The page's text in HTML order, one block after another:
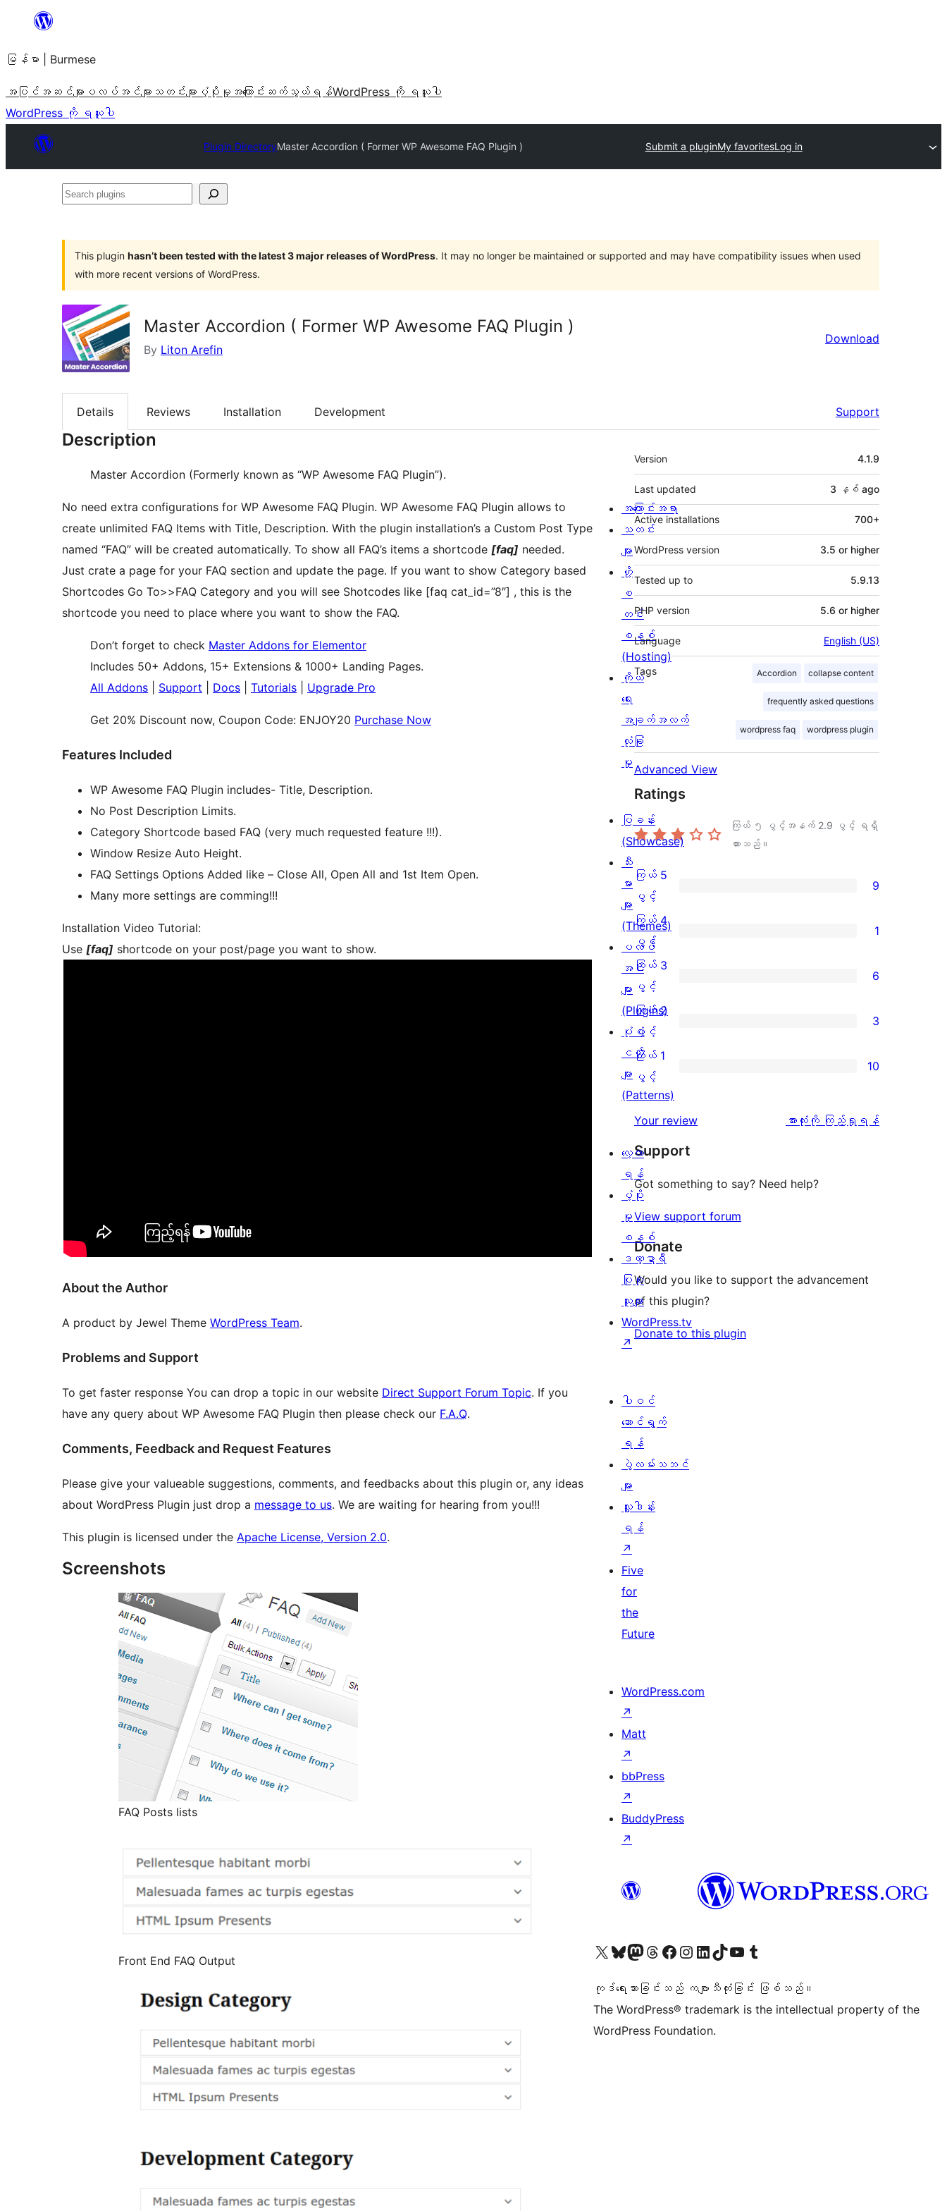
အကြောင်းအရာ
ကျော်သွား
ရန်
မြန်မာ | Burmese
အပြင်အဆင်များ ပလပ်အင်များ သတင်းများ ပံ့ပိုးမှု အကြောင်း ဆက်သွယ်ရန်WordPress ကို ရယူပါ
WordPress ကို ရယူပါ
Plugin DirectoryMaster Accordion ( Former WP Awesome FAQ Plugin ) Submit a pluginMy favoritesLog in
Search
This plugin hasn’t been tested with the latest 3 major releases of WordPress. It may no longer be maintained or supported and may have compatibility issues when used
with more recent versions of WordPress.
Master Accordion ( Former WP Awesome FAQ Plugin )
By Liton Arefin
Download
Details Reviews Installation Development Support
Description
Master Accordion (Formerly known as “WP Awesome FAQ Plugin”).
No need extra configurations for WP Awesome FAQ Plugin. WP Awesome FAQ Plugin allows to
create unlimited FAQ Items with Title, Description. With the plugin installation’s a Custom Post Type
named “FAQ” will be created automatically. To show all FAQ’s items a shortcode [faq] needed.
Just crate a page for your FAQ section and update the page. If you want to show Category based
Shortcodes Go To>>FAQ Category and you will see Shotcodes like [faq cat_id=”8″] , this is the
shortcode you need to place where you want to show the FAQ.
Don’t forget to check Master Addons for Elementor
Includes 50+ Addons, 15+ Extensions & 1000+ Landing Pages.
All Addons
Support Docs Tutorials Upgrade Pro
Get 20% Discount now, Coupon Code: ENJOY20 Purchase Now
Features Included
WP Awesome FAQ Plugin includes- Title, Description.
No Post Description Limits.
Category Shortcode based FAQ (very much requested feature !!!).
Window Resize Auto Height.
FAQ Settings Options Added like – Close All, Open All and 1st Item Open.
Many more settings are comming!!!
Installation Video Tutorial:
Use [faq] shortcode on your post/page you want to show.
About the Author
A product by Jewel Theme WordPress Team.
Problems and Support
To get faster response You can drop a topic in our website Direct Support Forum Topic. If you
have any query about WP Awesome FAQ Plugin then please check our F.A.Q.
Comments, Feedback and Request Features
Please give your valueable suggestions, comments, and feedbacks about this plugin or, any ideas
about WordPress Plugin just drop a message to us. We are waiting for hearing from you!!!
This plugin is licensed under the Apache License, Version 2.0.
Screenshots
FAQ Posts lists
Front End FAQ Output
Meta
Version 4.1.9
Last updated 3 နှစ် ago
Active installations 700+
WordPress version 3.5 or higher
Tested up to 5.9.13
PHP version 5.6 or higher
Language English (US)
Tags Accordion collapse content
frequently asked questions
wordpress faq wordpress plugin
Advanced View
Ratings
ကြယ် ၅ ပွင့်အနက် 2.9 ပွင့် ရရှိ
ထားသည်။
ကြယ်
5
ပွင့်
အဆင့်
သုံးသပ်
ကြယ် 5
ပွင့်
9
ကြယ်
4
ပွင့်
အဆင့်
သုံးသပ်
ချက်
စောင်
ကြယ် 4
ပွင့်
1
ကြယ်
3
ပွင့်
အဆင့်
သုံးသပ်
ချက်
ကြယ် 3
ပွင့်
6
ကြယ်
2
ပွင့်
အဆင့်
သုံးသပ်
3
စောင်
ကြယ် 2
ပွင့်
3
ကြယ်
1
ပွင့်
သုံးသပ်
ချက်
10
စောင်
ကြယ် 1
ပွင့်
10
Your review
သုံးသပ်
အားလုံးကို ကြည့်ရှုရန်
Support
Got something to say? Need help?
View support forum
Donate
Would you like to support the advancement
of this plugin?
Donate to this plugin
အကြောင်းအရာ
သတင်း
များ
ဟို့
စ
တင်း
စနစ်
(Hosting)
ကိုယ်
ရေး
အချက်အလက်
လုံခြုံ
မှု
ပြခန်း
(Showcase)
သီး
မား
များ
(Themes)
ပလပ်
အင်
များ
(Plugins)
ပုံစံ
ငယ်
များ
(Patterns)
လေ့လာ
ရန်
ပံ့ပိုး
မှု
စနစ်
ဒဏ္ဍာရီ
ပြုစု
သူများ
WordPress.tv
↗
ပါဝင်
ဆောင်ရွက်
ရန်
ပွဲလမ်းသဘင်
များ
လှူဒါန်း
ရန်
↗
Five
for
the
Future
WordPress.com
↗
Matt
↗
bbPress
↗
BuddyPress
↗
ကျွန်ုပ်တို့၏ X (ယခင် Twitter) အကောင့်သို့ သွားရောက်ကြည့်ရှုပါကျွန်ုပ်တို့၏ Bluesky အကောင့်သို့ ဝင်ရောက်ကြည့်ရှုရန်
ကျွန်ုပ်တို့၏ Mastodon အကောင့်သို့ သွားရောက်ကြည့်ရှုပါကျွန်ုပ်တို့၏ Threads အကောင့်သို့ ဝင်ရောက်ကြည့်ရှုရန်
ကျွန်ုပ်တို့၏ Facebook စာမျက်နှာသို့ သွားရောက်ကြည့်ရှုပါကျွန်ုပ်တို့၏ Instagram အကောင့်သို့ သွားရောက်ကြည့်ရှုပါ ကျွန်ုပ်တို့၏ LinkedIn အကောင့်သို့ သွားရောက်ကြည့်ရှုပါကျွန်ုပ်တို့၏ TikTok အကောင့်သို့ ဝင်ရောက်ကြည့်ရှုရန်
ကျွန်ုပ်တို့၏ YouTube ချန်နယ်သို့ သွားရောက်ကြည့်ရှုပါ ကျွန်ုပ်တို့၏ Tumblr အကောင့်သို့ ဝင်ရောက်ကြည့်ရှုရန်
ကုဒ်ရေးသားခြင်းသည် ကဗျာသီကုံးခြင်း ဖြစ်သည်။
The WordPress® trademark is the intellectual property of the
WordPress Foundation.